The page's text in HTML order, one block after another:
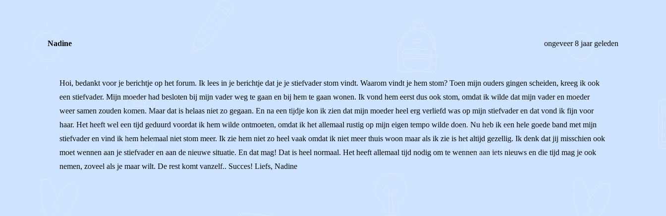
Nadine ongeveer 8 jaar geleden
Hoi, bedankt voor je berichtje op het forum. Ik lees in je berichtje dat je je stiefvader stom vindt. Waarom vindt je hem stom? Toen mijn ouders gingen scheiden, kreeg ik ook
een stiefvader. Mijn moeder had besloten bij mijn vader weg te gaan en bij hem te gaan wonen. Ik vond hem eerst dus ook stom, omdat ik wilde dat mijn vader en moeder
weer samen zouden komen. Maar dat is helaas niet zo gegaan. En na een tijdje kon ik zien dat mijn moeder heel erg verliefd was op mijn stiefvader en dat vond ik fijn voor
haar. Het heeft wel een tijd geduurd voordat ik hem wilde ontmoeten, omdat ik het allemaal rustig op mijn eigen tempo wilde doen. Nu heb ik een hele goede band met mijn
stiefvader en vind ik hem helemaal niet stom meer. Ik zie hem niet zo heel vaak omdat ik niet meer thuis woon maar als ik zie is het altijd gezellig. Ik denk dat jij misschien ook
moet wennen aan je stiefvader en aan de nieuwe situatie. En dat mag! Dat is heel normaal. Het heeft allemaal tijd nodig om te wennen aan iets nieuws en die tijd mag je ook
nemen, zoveel als je maar wilt. De rest komt vanzelf.. Succes! Liefs, Nadine